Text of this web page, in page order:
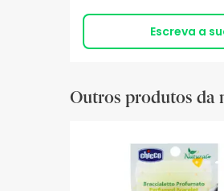
Escreva a
Outros produtos da